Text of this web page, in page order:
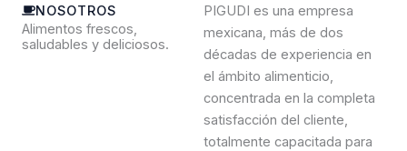
NOSOTROS
Alimentos frescos,
saludables y deliciosos.
PIGUDI es una empresa
mexicana, más de dos
décadas de experiencia en
el ámbito alimenticio,
concentrada en la completa
satisfacción del cliente,
totalmente capacitada para